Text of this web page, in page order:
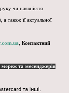
чи наявністю
а також її актуальної
, Контактний
мереж та месенджерів
та інші.